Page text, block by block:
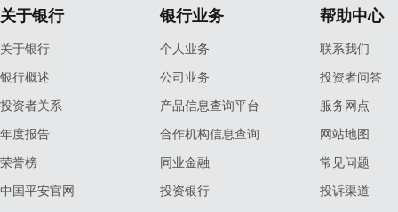
关于银行
关于银行
银行概述
投资者关系
年度报告
荣誉榜
中国平安官网
银行业务
个人业务
公司业务
产品信息查询平台
合作机构信息查询
同业金融
投资银行
帮助中心
联系我们
投资者问答
服务网点
网站地图
常见问题
投诉渠道